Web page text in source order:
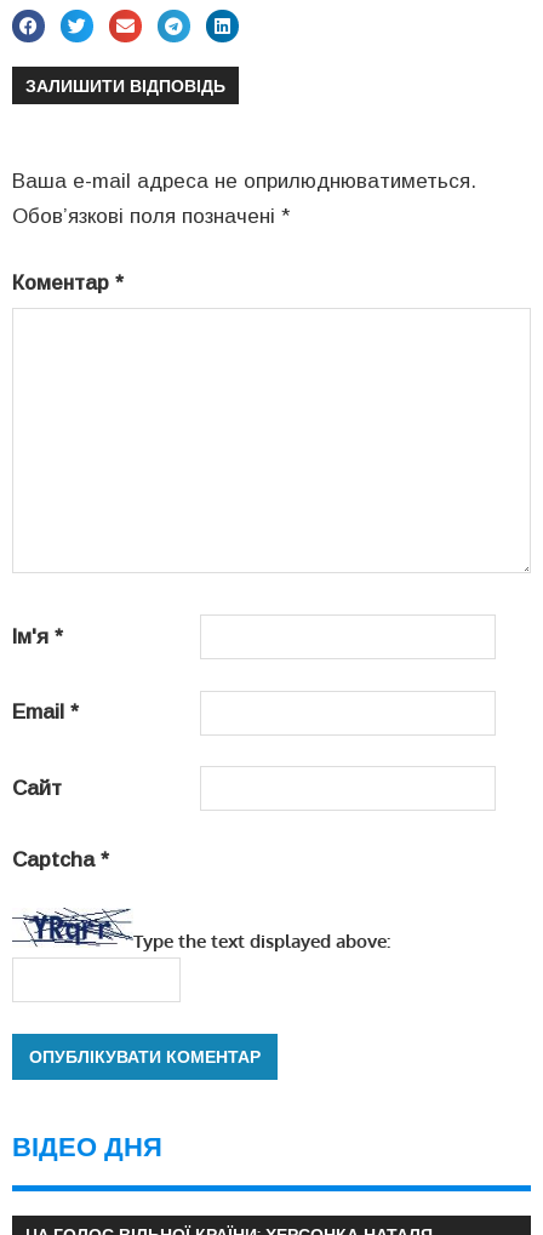
ЗАЛИШИТИ ВІДПОВІДЬ
Ваша e-mail адреса не оприлюднюватиметься.
Обов’язкові поля позначені *
Коментар *
Ім'я *
Email *
Сайт
Captcha *
Type the text displayed above:
ВІДЕО ДНЯ